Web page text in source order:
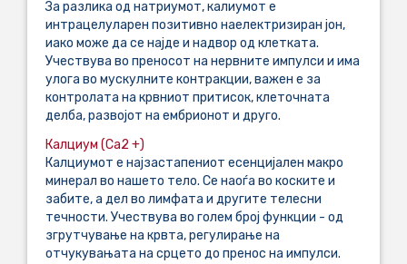
За разлика од натриумот, калиумот е
интрацелуларен позитивно наелектризиран јон,
иако може да се најде и надвор од клетката.
Учествува во преносот на нервните импулси и има
улога во мускулните контракции, важен е за
контролата на крвниот притисок, клеточната
делба, развојот на ембрионот и друго.
Калциум (Ca2 +)
Калциумот е најзастапениот есенцијален макро
минерал во нашето тело. Се наоѓа во коските и
забите, а дел во лимфата и другите телесни
течности. Учествува во голем број функции - од
згрутчување на крвта, регулирање на
отчукувањата на срцето до пренос на импулси.